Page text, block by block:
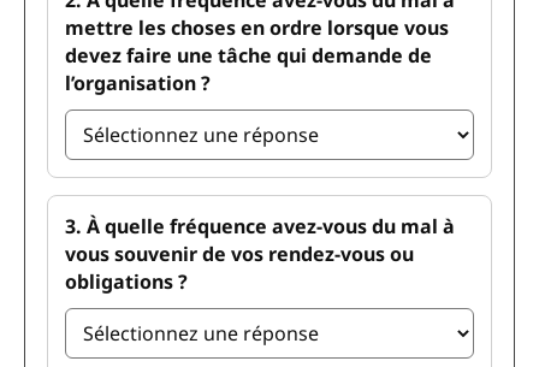
mettre les choses en ordre lorsque vous
devez faire une tâche qui demande de
l’organisation ?
3. À quelle fréquence avez-vous du mal à
vous souvenir de vos rendez-vous ou
obligations ?